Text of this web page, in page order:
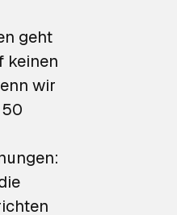
geht
keinen
wir
50